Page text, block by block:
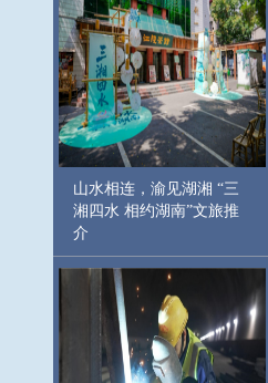
山水相连，渝见湖湘 “三
湘四水 相约湖南”文旅推
介